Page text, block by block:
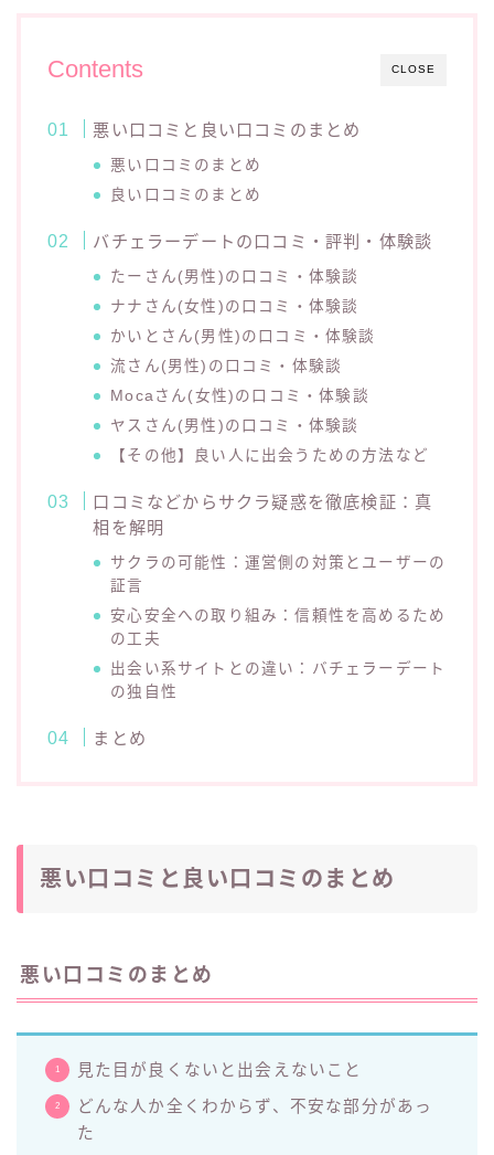
CLOSE
Contents
悪い口コミと良い口コミのまとめ
悪い口コミのまとめ
良い口コミのまとめ
バチェラーデートの口コミ・評判・体験談
たーさん(男性)の口コミ・体験談
ナナさん(女性)の口コミ・体験談
かいとさん(男性)の口コミ・体験談
流さん(男性)の口コミ・体験談
Mocaさん(女性)の口コミ・体験談
ヤスさん(男性)の口コミ・体験談
【その他】良い人に出会うための方法など
口コミなどからサクラ疑惑を徹底検証：真
相を解明
サクラの可能性：運営側の対策とユーザーの
証言
安心安全への取り組み：信頼性を高めるため
の工夫
出会い系サイトとの違い：バチェラーデート
の独自性
まとめ
悪い口コミと良い口コミのまとめ
悪い口コミのまとめ
見た目が良くないと出会えないこと
どんな人か全くわからず、不安な部分があっ
た